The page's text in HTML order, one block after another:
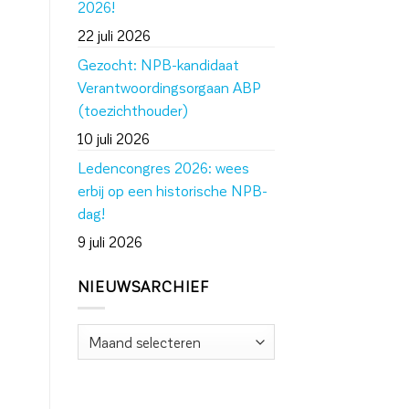
2026!
22 juli 2026
Gezocht: NPB-kandidaat
Verantwoordingsorgaan ABP
(toezichthouder)
10 juli 2026
Ledencongres 2026: wees
erbij op een historische NPB-
dag!
9 juli 2026
NIEUWSARCHIEF
Nieuwsarchief